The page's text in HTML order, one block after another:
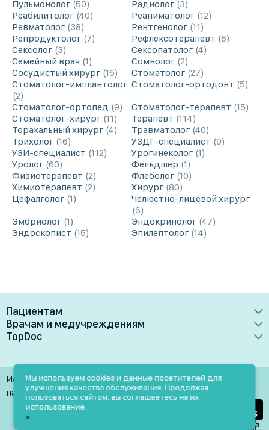
Пульмонолог 50 Радиолог 3
Реабилитолог 40 Реаниматолог 12
Ревматолог 38 Рентгенолог 11
Репродуктолог 7 Рефлексотерапевт 6
Сексолог 3 Сексопатолог 4
Семейный врач 1 Сомнолог 2
Сосудистый хирург 16 Стоматолог 27
Стоматолог-имплантолог
2
Стоматолог-ортодонт 5
Стоматолог-ортопед 9 Стоматолог-терапевт 15
Стоматолог-хирург 11 Терапевт 114
Торакальный хирург 4 Травматолог 40
Трихолог 16 УЗДГ-специалист 9
УЗИ-специалист 112 Урогинеколог 1
Уролог 60 Фельдшер 1
Физиотерапевт 2 Флеболог 10
Химиотерапевт 2 Хирург 80
Цефалголог 1
Челюстно-лицевой хирург
6
Эмбриолог 1 Эндокринолог 47
Эндоскопист 15 Эпилептолог 14
Пациентам
Врачи
Клиники
Лаборатории
Услуги
Блог
Врачам и медучреждениям
Преимущества
Медучреждениям
Врачам
TopDoc
Контакты
Помощь
Использование материалов разрешено только при
наличии активной ссылки на источник
Мы используем cookies и данные посетителей для
улучшения качества обслуживания. Продолжая
пользоваться сайтом, вы соглашаетесь на их
использование.
×